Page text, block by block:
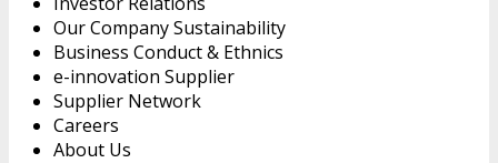
Our Company Sustainability
Business Conduct & Ethnics
e-innovation Supplier
Supplier Network
Careers
About Us